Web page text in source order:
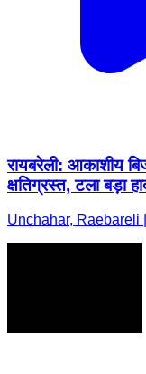
रायबरेली: आकाशीय
क्षतिग्रस्त, टला
Unchahar, Raebareli